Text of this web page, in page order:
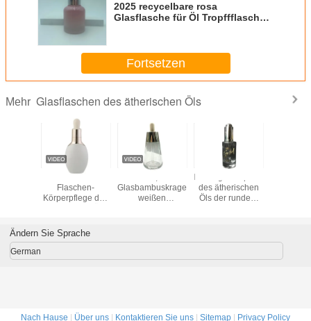
2025 recycelbare rosa
Glasflasche für Öl Tropffflaschen
Fortsetzen
Mehr Glasflaschen des ätherischen Öls
ätherische Öle
ätherisches Öl
Glasflaschen
Verkauf/Glas der
Glastropfflasche-
kragen-
30ml,
Ändern Sie Sprache
German
Nach Hause Über uns Kontaktieren Sie uns Sitemap Privacy Policy